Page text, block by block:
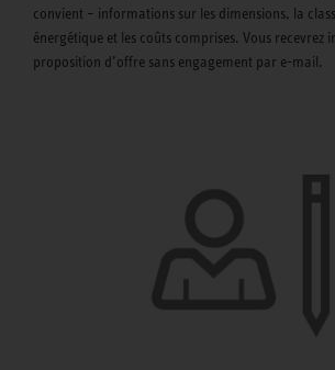
convient – informations sur les dimensions, la
énergétique et les coûts comprises. Vous recevrez
proposition d’offre sans engagement par e-mail.